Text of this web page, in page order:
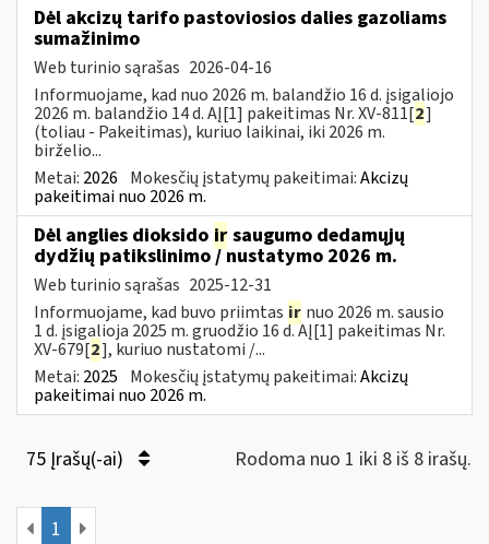
Dėl akcizų tarifo pastoviosios dalies gazoliams
sumažinimo
Web turinio sąrašas 2026-04-16
Informuojame, kad nuo 2026 m. balandžio 16 d. įsigaliojo
2026 m. balandžio 14 d. AĮ[1] pakeitimas Nr. XV-811[2]
(toliau - Pakeitimas), kuriuo laikinai, iki 2026 m.
birželio...
Metai: 2026 Mokesčių įstatymų pakeitimai:Akcizų
pakeitimai nuo 2026 m.
Dėl anglies dioksido ir saugumo dedamųjų
dydžių patikslinimo / nustatymo 2026 m.
Web turinio sąrašas 2025-12-31
Informuojame, kad buvo priimtas ir nuo 2026 m. sausio
1 d. įsigalioja 2025 m. gruodžio 16 d. AĮ[1] pakeitimas Nr.
XV-679[2], kuriuo nustatomi /...
Metai: 2025 Mokesčių įstatymų pakeitimai:Akcizų
pakeitimai nuo 2026 m.
75 Įrašų(-ai) Rodoma nuo 1 iki 8 iš 8 irašų.
1